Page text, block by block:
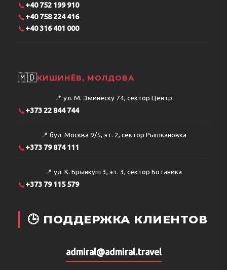
📞+40 752 199 910
📞+40 758 224 416
📞+40 316 401 000
🇲🇩КИШИНЁВ, МОЛДОВА
📍 ул. М. Эминеску 74, сектор Центр
📞+373 22 844 744
📍 бул. Москва 9/5, эт. 2, сектор Рышкановка
📞+373 79 874 111
📍 ул. К. Брынкуш 3, эт. 3, сектор Ботаника
📞+373 79 115 579
🕒 ПОДДЕРЖКА КЛИЕНТОВ
admiral@admiral.travel